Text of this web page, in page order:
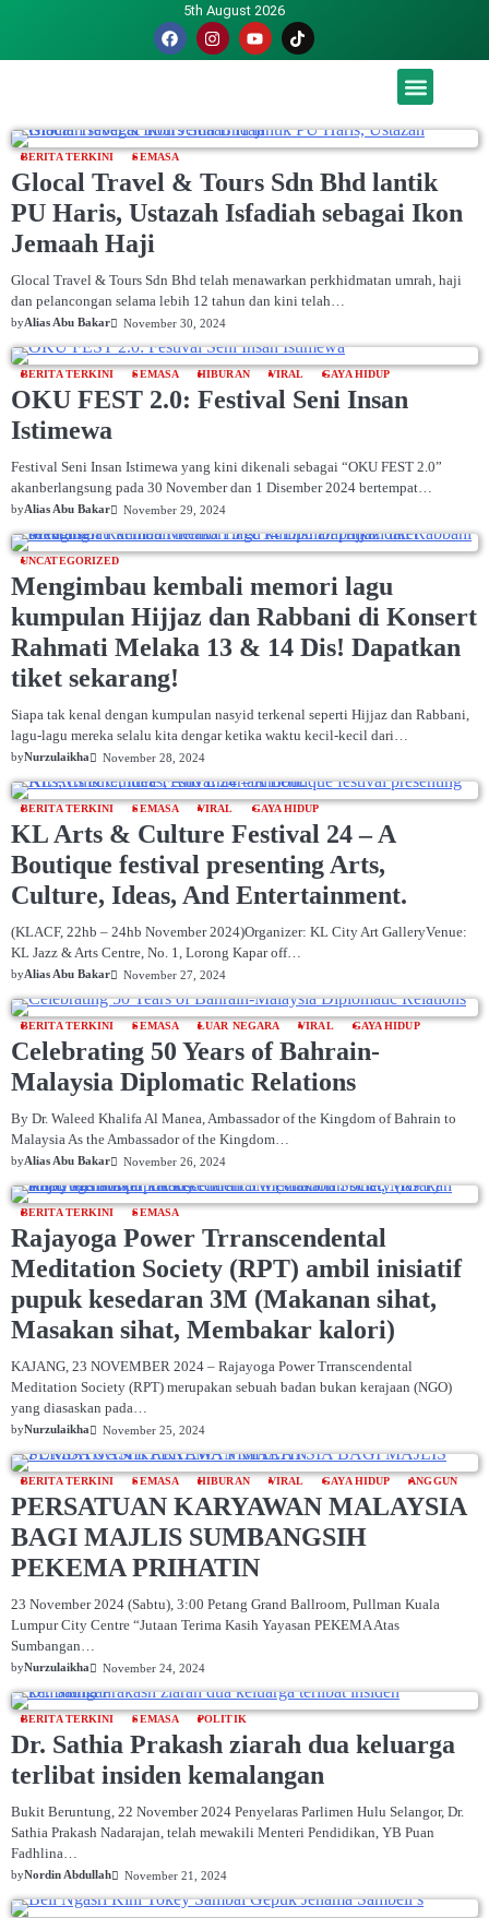
5th August 2026
BERITA TERKINI SEMASA
Glocal Travel & Tours Sdn Bhd lantik
PU Haris, Ustazah Isfadiah sebagai Ikon
Jemaah Haji
Glocal Travel & Tours Sdn Bhd telah menawarkan perkhidmatan umrah, haji
dan pelancongan selama lebih 12 tahun dan kini telah…
byAlias Abu Bakar November 30, 2024
BERITA TERKINI SEMASA HIBURAN VIRAL GAYA HIDUP
OKU FEST 2.0: Festival Seni Insan
Istimewa
Festival Seni Insan Istimewa yang kini dikenali sebagai “OKU FEST 2.0”
akanberlangsung pada 30 November dan 1 Disember 2024 bertempat…
byAlias Abu Bakar November 29, 2024
UNCATEGORIZED
Mengimbau kembali memori lagu
kumpulan Hijjaz dan Rabbani di Konsert
Rahmati Melaka 13 & 14 Dis! Dapatkan
tiket sekarang!
Siapa tak kenal dengan kumpulan nasyid terkenal seperti Hijjaz dan Rabbani,
lagu-lagu mereka selalu kita dengar ketika waktu kecil-kecil dari…
byNurzulaikha November 28, 2024
BERITA TERKINI SEMASA VIRAL GAYA HIDUP
KL Arts & Culture Festival 24 – A
Boutique festival presenting Arts,
Culture, Ideas, And Entertainment.
(KLACF, 22hb – 24hb November 2024)Organizer: KL City Art GalleryVenue:
KL Jazz & Arts Centre, No. 1, Lorong Kapar off…
byAlias Abu Bakar November 27, 2024
BERITA TERKINI SEMASA LUAR NEGARA VIRAL GAYA HIDUP
Celebrating 50 Years of Bahrain-
Malaysia Diplomatic Relations
By Dr. Waleed Khalifa Al Manea, Ambassador of the Kingdom of Bahrain to
Malaysia As the Ambassador of the Kingdom…
byAlias Abu Bakar November 26, 2024
BERITA TERKINI SEMASA
Rajayoga Power Trranscendental
Meditation Society (RPT) ambil inisiatif
pupuk kesedaran 3M (Makanan sihat,
Masakan sihat, Membakar kalori)
KAJANG, 23 NOVEMBER 2024 – Rajayoga Power Trranscendental
Meditation Society (RPT) merupakan sebuah badan bukan kerajaan (NGO)
yang diasaskan pada…
byNurzulaikha November 25, 2024
BERITA TERKINI SEMASA HIBURAN VIRAL GAYA HIDUP ANGGUN
PERSATUAN KARYAWAN MALAYSIA
BAGI MAJLIS SUMBANGSIH
PEKEMA PRIHATIN
23 November 2024 (Sabtu), 3:00 Petang Grand Ballroom, Pullman Kuala
Lumpur City Centre “Jutaan Terima Kasih Yayasan PEKEMA Atas
Sumbangan…
byNurzulaikha November 24, 2024
BERITA TERKINI SEMASA POLITIK
Dr. Sathia Prakash ziarah dua keluarga
terlibat insiden kemalangan
Bukit Beruntung, 22 November 2024 Penyelaras Parlimen Hulu Selangor, Dr.
Sathia Prakash Nadarajan, telah mewakili Menteri Pendidikan, YB Puan
Fadhlina…
byNordin Abdullah November 21, 2024